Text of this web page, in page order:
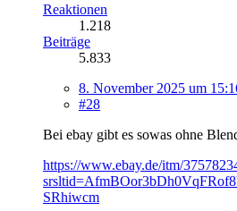
Reaktionen
1.218
Beiträge
5.833
8. November 2025 um
#28
Bei ebay gibt es sowas ohne
https://www.ebay.de/itm/
SRhiwcm